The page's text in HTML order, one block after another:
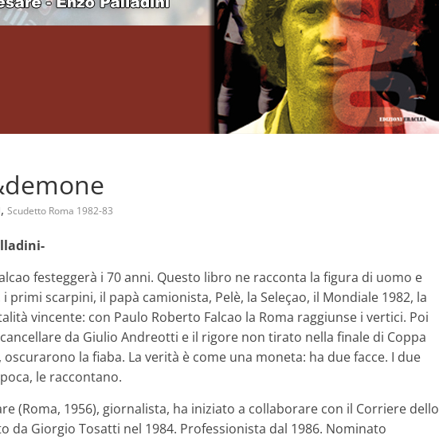
, Scudetto Roma 1982-83
festeggerà i 70 anni. Questo libro ne racconta la figura di uomo e
primi scarpini, il papà camionista, Pelè, la Seleçao, il Mondiale 1982, la
vincente: con Paulo Roberto Falcao la Roma raggiunse i vertici. Poi
da Giulio Andreotti e il rigore non tirato nella finale di Coppa
la fiaba. La verità è come una moneta: ha due facce. I due
le raccontano.
(Roma, 1956), giornalista, ha iniziato a collaborare con il Corriere dello
da Giorgio Tosatti nel 1984. Professionista dal 1986. Nominato